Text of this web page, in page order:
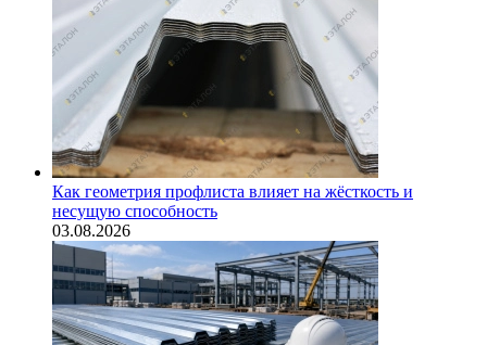
Как геометрия профлиста влияет на жёсткость и
несущую способность
03.08.2026